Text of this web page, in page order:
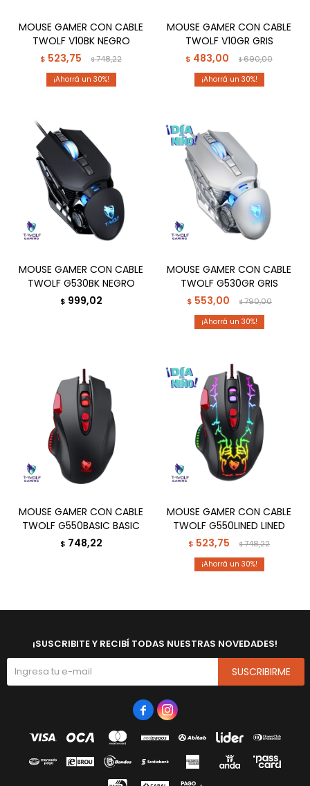
MOUSE GAMER CON CABLE
TWOLF V10BK NEGRO
$ 523,75 $748,22
30
MOUSE GAMER CON CABLE
TWOLF V10GR GRIS
$ 483,00 $690,00
30
MOUSE GAMER CON CABLE
TWOLF G530BK NEGRO
$ 999,02
MOUSE GAMER CON CABLE
TWOLF G530GR GRIS
$ 553,00 $790,00
30
MOUSE GAMER CON CABLE
TWOLF G550BASIC BASIC
$ 748,22
MOUSE GAMER CON CABLE
TWOLF G550LINED LINED
$ 523,75 $748,22
30
¡SUSCRIBITE Y RECIBÍ TODAS NUESTRAS NOVEDADES!
SUSCRIBIRME
 